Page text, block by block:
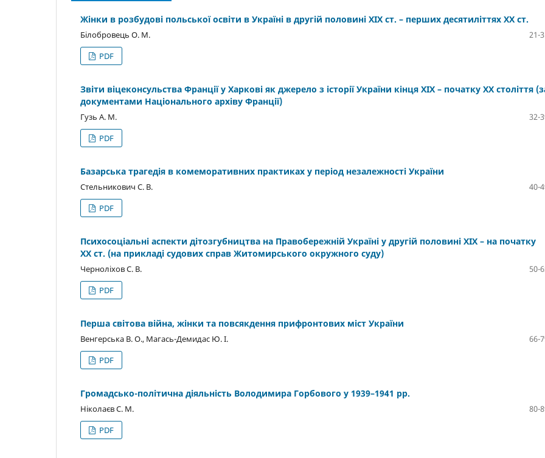
Жінки в розбудові польської освіти в Україні в другій половині XIX ст. – перших десятиліттях XX ст.
Білобровець О. М.
21-
PDF
Звіти віцеконсульства Франції у Харкові як джерело з історії України кінця ХІХ – початку ХХ століття
документами Національного архіву Франції)
Гузь А. М.
32-
PDF
Базарська трагедія в комеморативних практиках у період незалежності України
Стельникович С. В.
40-
PDF
Психосоціальні аспекти дітозгубництва на Правобережній Україні у другій половині ХІХ – на початку
ХХ ст. (на прикладі судових справ Житомирського окружного суду)
Черноліхов С. В.
50-
PDF
Перша світова війна, жінки та повсякдення прифронтових міст України
Венгерська В. О., Магась-Демидас Ю. І.
66-
PDF
Громадсько-політична діяльність Володимира Горбового у 1939–1941 рр.
Ніколаєв С. М.
80-
PDF